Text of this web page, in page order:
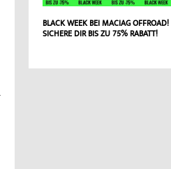
BLACK WEEK BEI MACIAG OFFROAD!
SICHERE DIR BIS ZU 75% RABATT!